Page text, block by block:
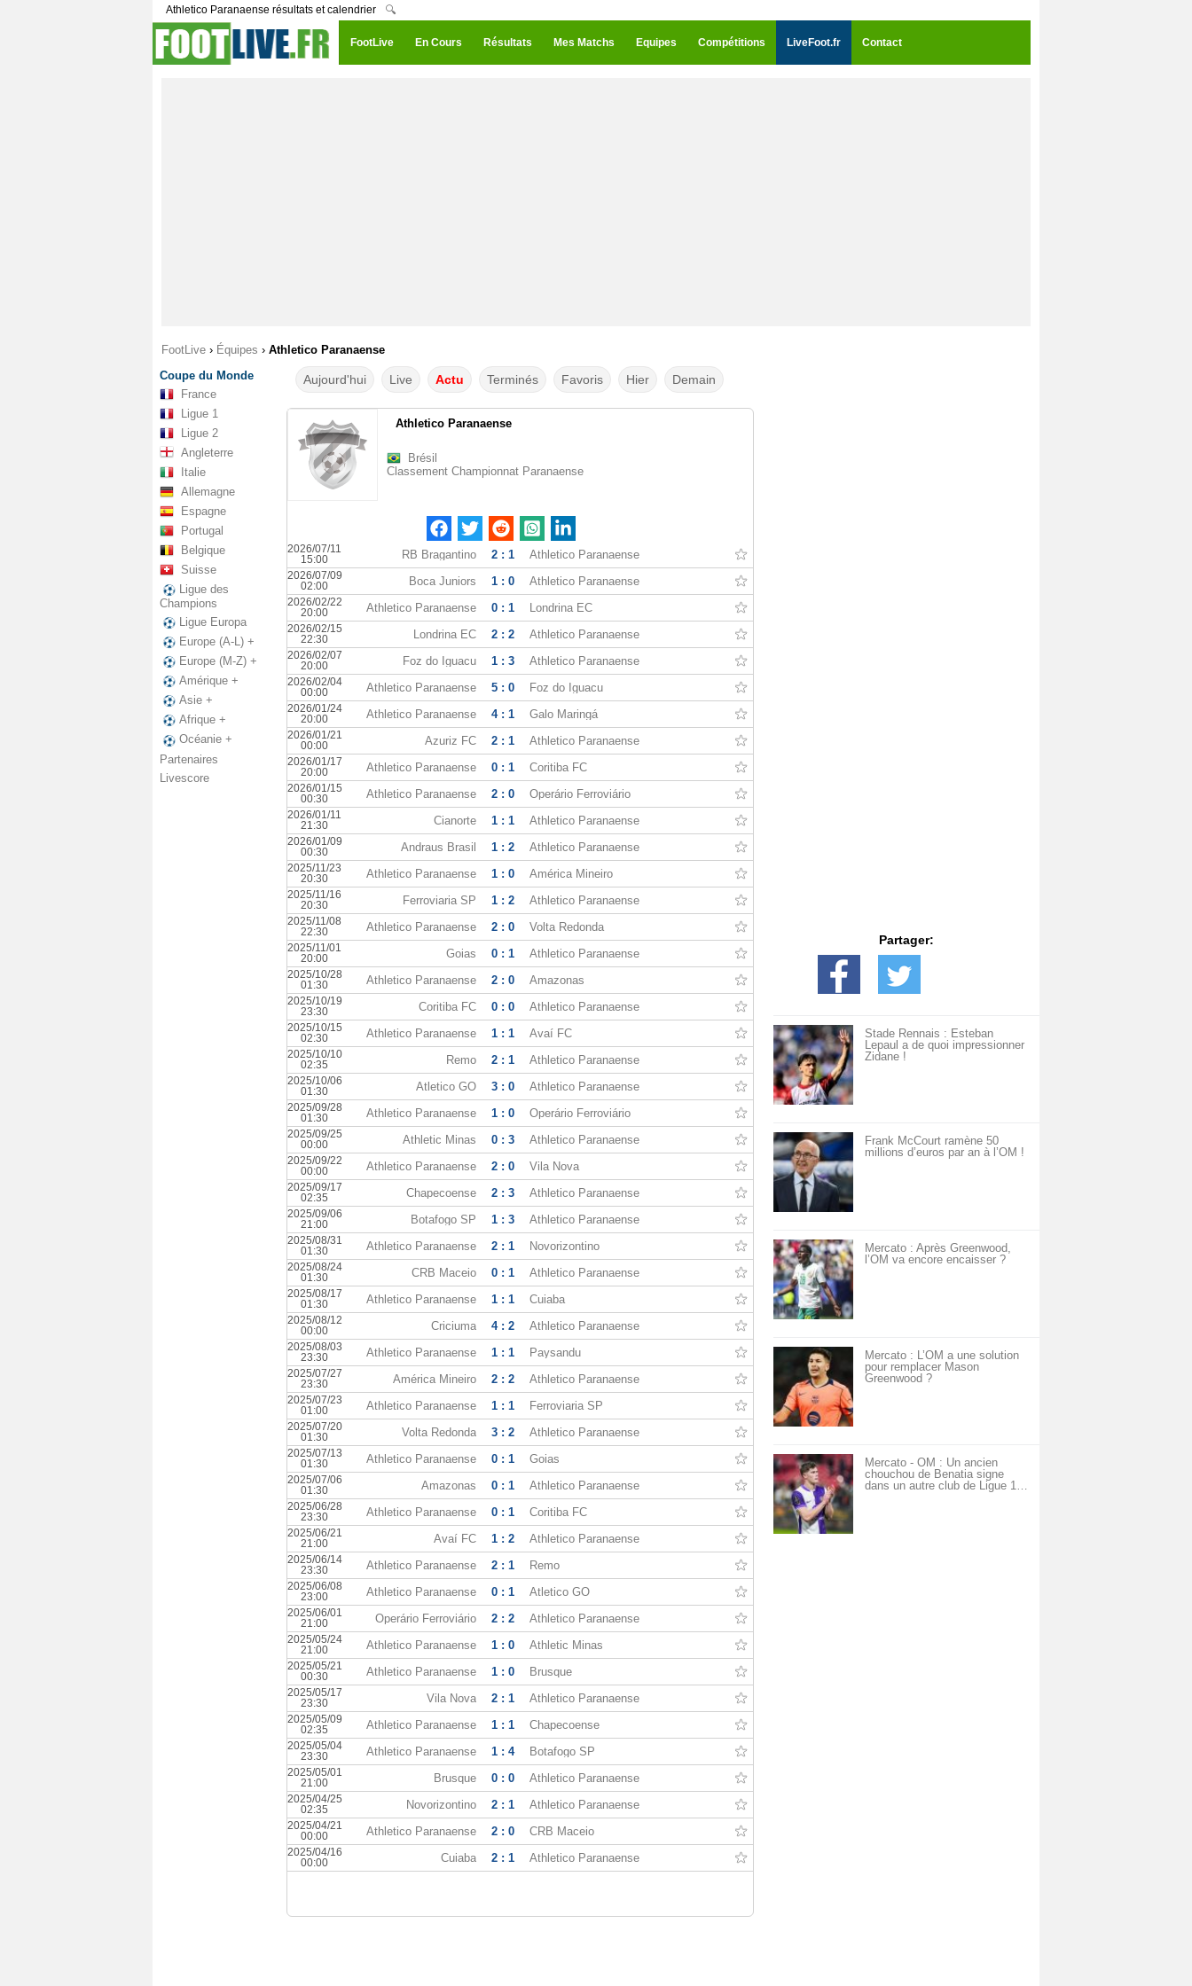
Athletico Paranaense résultats et calendrier 🔍
FootLive En Cours Résultats Mes Matchs Equipes Compétitions LiveFoot.fr Contact
FootLive › Équipes › Athletico Paranaense
Coupe du Monde
France
Ligue 1
Ligue 2
Angleterre
Italie
Allemagne
Espagne
Portugal
Belgique
Suisse
Ligue des
Champions
Ligue Europa
Europe (A-L) +
Europe (M-Z) +
Amérique +
Asie +
Afrique +
Océanie +
Partenaires
Livescore
Aujourd'hui Live Actu Terminés Favoris Hier Demain
Athletico Paranaense
Brésil
Classement Championnat Paranaense
2026/07/11
15:00
RB Bragantino 2 : 1 Athletico Paranaense
2026/07/09
02:00
Boca Juniors 1 : 0 Athletico Paranaense
2026/02/22
20:00
Athletico Paranaense 0 : 1 Londrina EC
2026/02/15
22:30
Londrina EC 2 : 2 Athletico Paranaense
2026/02/07
20:00
Foz do Iguacu 1 : 3 Athletico Paranaense
2026/02/04
00:00
Athletico Paranaense 5 : 0 Foz do Iguacu
2026/01/24
20:00
Athletico Paranaense 4 : 1 Galo Maringá
2026/01/21
00:00
Azuriz FC 2 : 1 Athletico Paranaense
2026/01/17
20:00
Athletico Paranaense 0 : 1 Coritiba FC
2026/01/15
00:30
Athletico Paranaense 2 : 0 Operário Ferroviário
2026/01/11
21:30
Cianorte 1 : 1 Athletico Paranaense
2026/01/09
00:30
Andraus Brasil 1 : 2 Athletico Paranaense
2025/11/23
20:30
Athletico Paranaense 1 : 0 América Mineiro
2025/11/16
20:30
Ferroviaria SP 1 : 2 Athletico Paranaense
2025/11/08
22:30
Athletico Paranaense 2 : 0 Volta Redonda
2025/11/01
20:00
Goias 0 : 1 Athletico Paranaense
2025/10/28
01:30
Athletico Paranaense 2 : 0 Amazonas
2025/10/19
23:30
Coritiba FC 0 : 0 Athletico Paranaense
2025/10/15
02:30
Athletico Paranaense 1 : 1 Avaí FC
2025/10/10
02:35
Remo 2 : 1 Athletico Paranaense
2025/10/06
01:30
Atletico GO 3 : 0 Athletico Paranaense
2025/09/28
01:30
Athletico Paranaense 1 : 0 Operário Ferroviário
2025/09/25
00:00
Athletic Minas 0 : 3 Athletico Paranaense
2025/09/22
00:00
Athletico Paranaense 2 : 0 Vila Nova
2025/09/17
02:35
Chapecoense 2 : 3 Athletico Paranaense
2025/09/06
21:00
Botafogo SP 1 : 3 Athletico Paranaense
2025/08/31
01:30
Athletico Paranaense 2 : 1 Novorizontino
2025/08/24
01:30
CRB Maceio 0 : 1 Athletico Paranaense
2025/08/17
01:30
Athletico Paranaense 1 : 1 Cuiaba
2025/08/12
00:00
Criciuma 4 : 2 Athletico Paranaense
2025/08/03
23:30
Athletico Paranaense 1 : 1 Paysandu
2025/07/27
23:30
América Mineiro 2 : 2 Athletico Paranaense
2025/07/23
01:00
Athletico Paranaense 1 : 1 Ferroviaria SP
2025/07/20
01:30
Volta Redonda 3 : 2 Athletico Paranaense
2025/07/13
01:30
Athletico Paranaense 0 : 1 Goias
2025/07/06
01:30
Amazonas 0 : 1 Athletico Paranaense
2025/06/28
23:30
Athletico Paranaense 0 : 1 Coritiba FC
2025/06/21
21:00
Avaí FC 1 : 2 Athletico Paranaense
2025/06/14
23:30
Athletico Paranaense 2 : 1 Remo
2025/06/08
23:00
Athletico Paranaense 0 : 1 Atletico GO
2025/06/01
21:00
Operário Ferroviário 2 : 2 Athletico Paranaense
2025/05/24
21:00
Athletico Paranaense 1 : 0 Athletic Minas
2025/05/21
00:30
Athletico Paranaense 1 : 0 Brusque
2025/05/17
23:30
Vila Nova 2 : 1 Athletico Paranaense
2025/05/09
02:35
Athletico Paranaense 1 : 1 Chapecoense
2025/05/04
23:30
Athletico Paranaense 1 : 4 Botafogo SP
2025/05/01
21:00
Brusque 0 : 0 Athletico Paranaense
2025/04/25
02:35
Novorizontino 2 : 1 Athletico Paranaense
2025/04/21
00:00
Athletico Paranaense 2 : 0 CRB Maceio
2025/04/16
00:00
Cuiaba 2 : 1 Athletico Paranaense
Partager:
Stade Rennais : Esteban
Lepaul a de quoi impressionner
Zidane !
Frank McCourt ramène 50
millions d’euros par an à l’OM !
Mercato : Après Greenwood,
l’OM va encore encaisser ?
Mercato : L’OM a une solution
pour remplacer Mason
Greenwood ?
Mercato - OM : Un ancien
chouchou de Benatia signe
dans un autre club de Ligue 1…